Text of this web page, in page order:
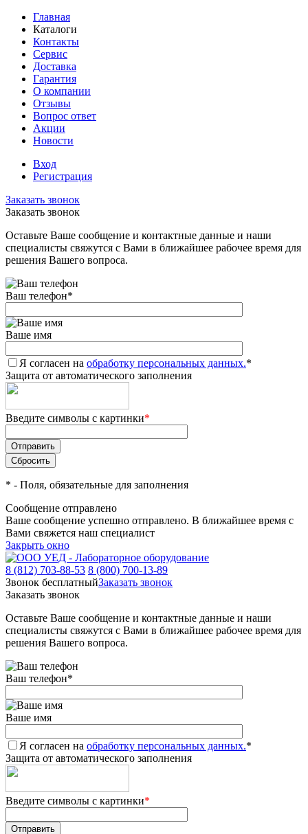
Главная
Каталоги
Контакты
Сервис
Доставка
Гарантия
О компании
Отзывы
Вопрос ответ
Акции
Новости
Вход
Регистрация
Заказать звонок
Заказать звонок
Оставьте Ваше сообщение и контактные данные и наши
специалисты свяжутся с Вами в ближайшее рабочее время для
решения Вашего вопроса.
Ваш телефон*
Ваше имя
Я согласен на обработку персональных данных.*
Защита от автоматического заполнения
Введите символы с картинки*
* - Поля, обязательные для заполнения
Сообщение отправлено
Ваше сообщение успешно отправлено. В ближайшее время с
Вами свяжется наш специалист
Закрыть окно
8 (812) 703-88-53 8 (800) 700-13-89
Звонок бесплатныйЗаказать звонок
Заказать звонок
Оставьте Ваше сообщение и контактные данные и наши
специалисты свяжутся с Вами в ближайшее рабочее время для
решения Вашего вопроса.
Ваш телефон*
Ваше имя
Я согласен на обработку персональных данных.*
Защита от автоматического заполнения
Введите символы с картинки*